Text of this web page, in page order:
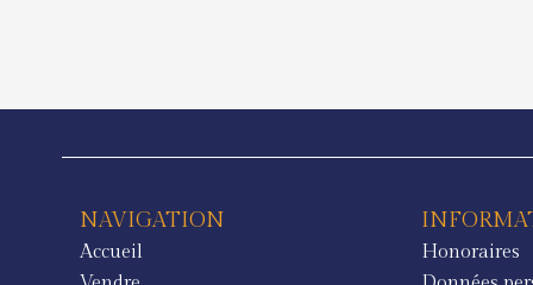
NAVIGATION
Accueil
Honoraires